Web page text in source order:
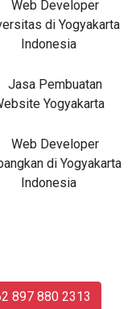
897 880 2313